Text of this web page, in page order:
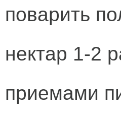
поварить
нектар 1-2
приемами